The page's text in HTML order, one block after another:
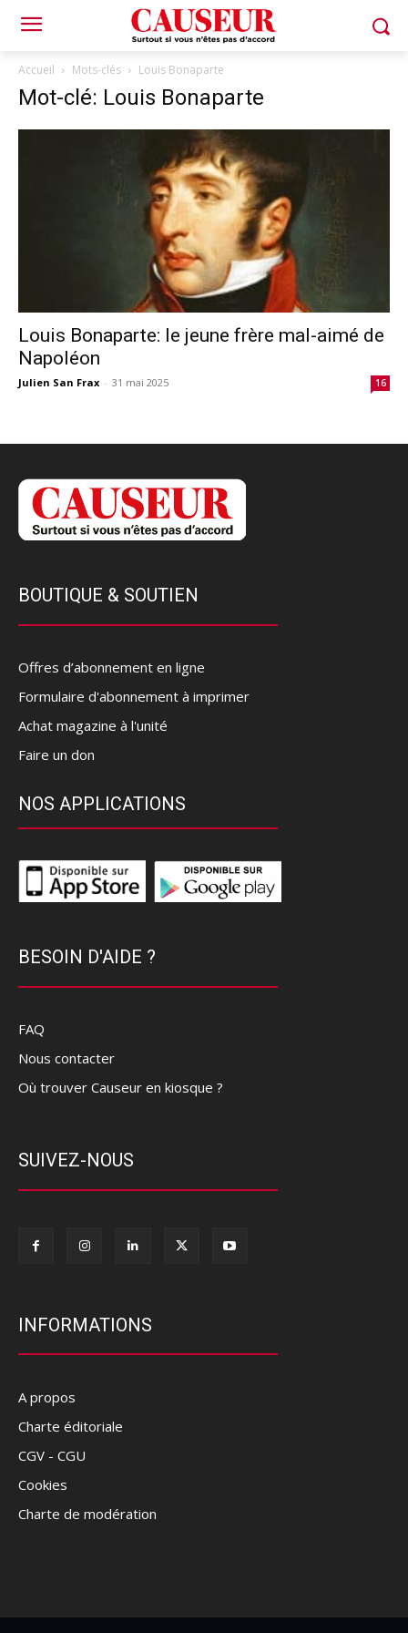
Accueil Mots-clés Louis Bonaparte
Mot-clé: Louis Bonaparte
Louis Bonaparte: le jeune frère mal-aimé de
Napoléon
Julien San Frax - 31 mai 2025 16
BOUTIQUE & SOUTIEN
Offres d’abonnement en ligne
Formulaire d'abonnement à imprimer
Achat magazine à l'unité
Faire un don
NOS APPLICATIONS
BESOIN D'AIDE ?
FAQ
Nous contacter
Où trouver Causeur en kiosque ?
SUIVEZ-NOUS
INFORMATIONS
A propos
Charte éditoriale
CGV - CGU
Cookies
Charte de modération